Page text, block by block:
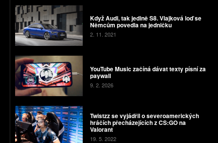
Když Audi, tak jedině S8. Vlajková loď se
Němcům povedla na jedničku
2. 11. 2021
YouTube Music začíná dávat texty písní za
paywall
9. 2. 2026
Twistzz se vyjádřil o severoamerických
hráčích přecházejících z CS:GO na
Valorant
19. 5. 2022